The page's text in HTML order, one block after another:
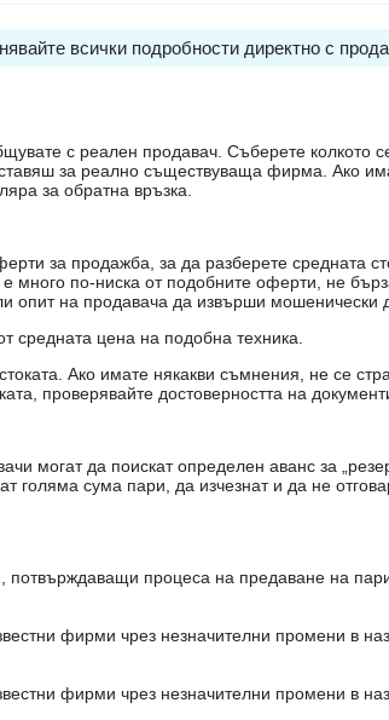
всички подробности директно с
с реален продавач. Съберете
за реално съществуваща фирма. Ако
за обратна връзка.
за продажба, за да разберете средната
много по-ниска от подобните оферти, не
опит на продавача да извърши мошенически
средната цена на подобна техника.
Ако имате някакви съмнения, не се
проверявайте достоверността на
могат да поискат определен аванс за
голяма сума пари, да изчезнат и да не
процеса на предаване на
фирми чрез незначителни промени в
фирми чрез незначителни промени в